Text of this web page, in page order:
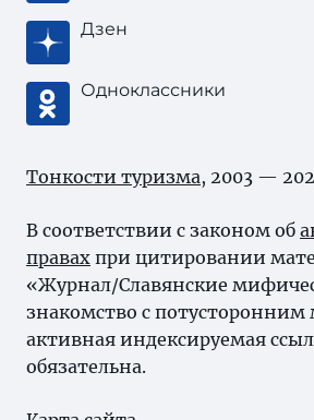
Дзен
Одноклассники
Тонкости туризма, 2003 —
В соответствии с законом об
правах при цитировании
«Журнал/Славянские
знакомство с
активная индексируемая
обязательна.